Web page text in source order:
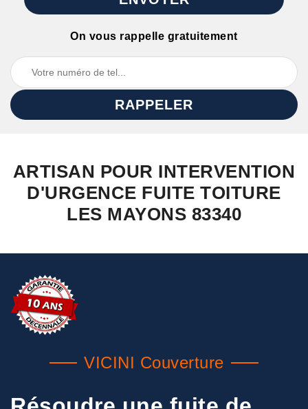
On vous rappelle gratuitement
ARTISAN POUR INTERVENTION
D'URGENCE FUITE TOITURE
LES MAYONS 83340
VICINI Couverture